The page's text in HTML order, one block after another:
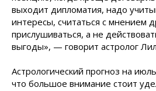
выходит дипломатия, надо
интересы, считаться с мнением
прислушиваться, а не
выгоды», — говорит астролог
Астрологический прогноз на
что большое внимание стоит